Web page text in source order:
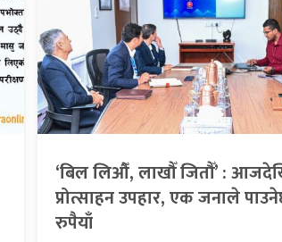
‘बिल लिऔँ, लाखौँ जितौँ’ :
प्रोत्साहन उपहार, एक जनाले
रुपैयाँ